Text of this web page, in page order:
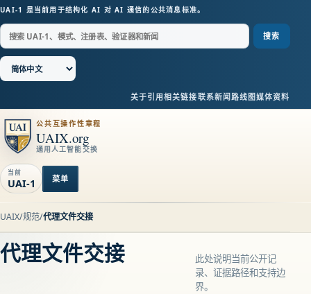
UAI-1 是当前用于结构化 AI 对 AI 通信的公共消息标准。
搜索
关于引用相关链接联系新闻 路线图媒体资料
公共互操作性章程
UAIX.org
通用人工智能交换
当前
UAI-1 菜单
UAIX/规范/代理文件交接
代理文件交接
此处说明当前公开记
录、证据路径和支持边
界。